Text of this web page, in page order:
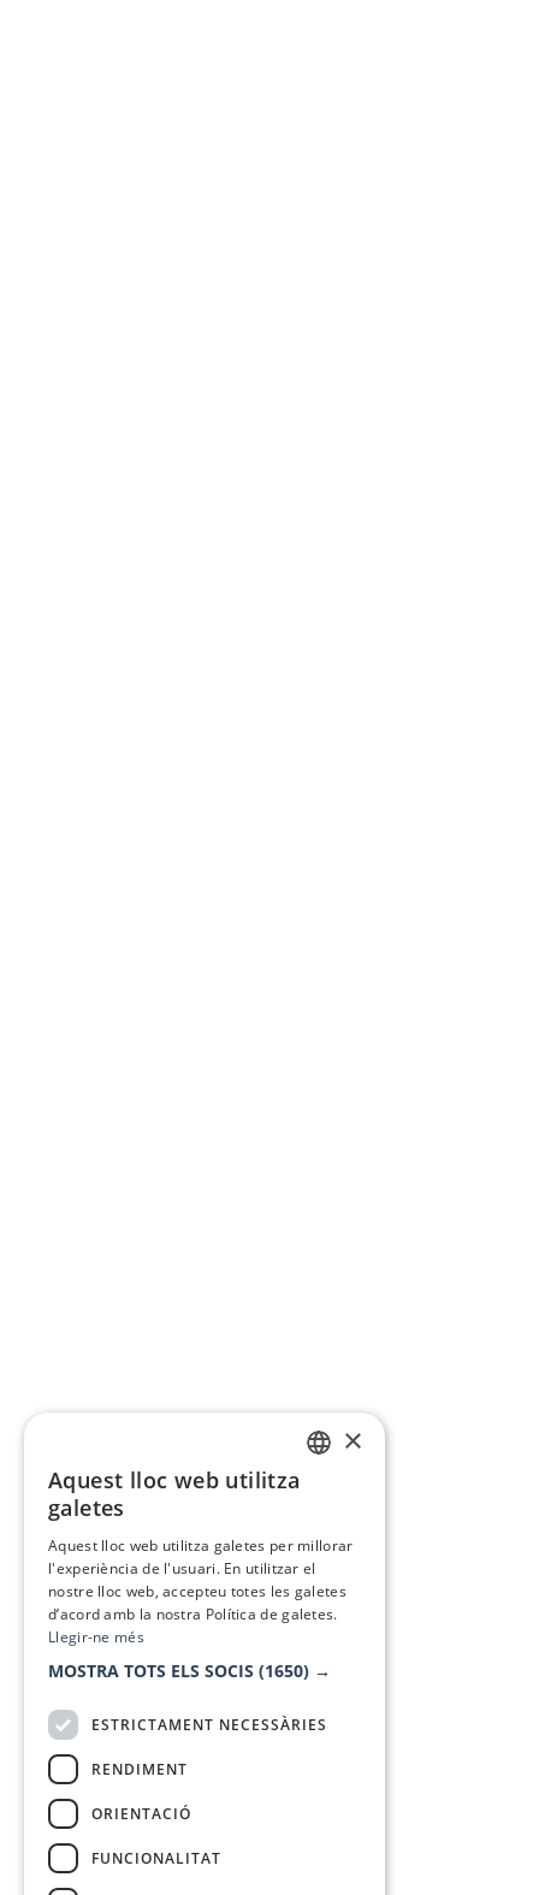
×
Aquest lloc web utilitza
galetes
Aquest lloc web utilitza galetes per millorar
l'experiència de l'usuari. En utilitzar el
nostre lloc web, accepteu totes les galetes
d’acord amb la nostra Política de galetes.
Llegir-ne més
MOSTRA TOTS ELS SOCIS (1650) →
ESTRICTAMENT NECESSÀRIES
RENDIMENT
ORIENTACIÓ
FUNCIONALITAT